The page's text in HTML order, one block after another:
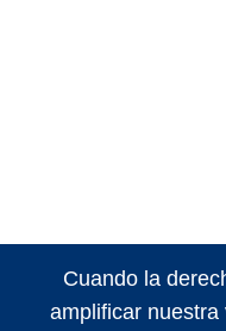
Cuando la
amplificar